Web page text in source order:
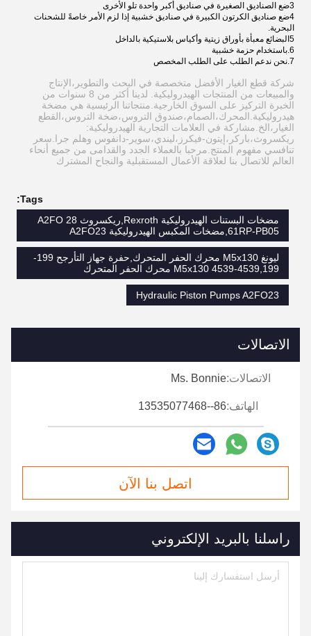
3ضع الصناديق الصغيرة في صناديق أكبر واحدة تلو الأخرى
4ضع صناديق الكرتون الكبيرة في صناديق خشبية إذا لزم الأمر خاصةً للشحنات
البحرية.
5البضائع معبأة بأوراق زيتية وأكياس بلاستيكية بالداخل
6.باستخدام حزمة خشبية
7.نحن ندعم الطلب على الطلب المخصص
شركة قطع الغيار الأفضل متخصصة في البحث والتطوير،الإنتاج
والمبيعات من المنتجات الهيدروليكية. لدينا أكثر من 8 سنوات من
الخبرة التركيز على السوق الخارجية.منتجاتنا الرئيسية هي مضخة
هيدروليكية.المحرك،الصمام،صندوق التروس،ضخة التروس،القطع
الغيار،الخ.مشاركة في العلامات التجارية الهيدروليكية:
ريكسروث،باركر،إيتون-فيكرز،ليندي،سوير-دانفوس وهلم جرا.سعر
تنافسي ‬مفهوم المنتج.مرحبا بالعملاء الجدد والقدامى من جميع أنحاء
العالم للاتصال بنا لعلاقة الأعمال المستقبلية والنجاح المشترك
Tags:
مضخات البستنات الهيدروليكية Rexroth,ريكسروث A2FO 28
61RP-PB05,مضخات المكبس الهيدروليكية A2FO23
ليونغ M5x130 محرك الحفر المتحرك,حفرة جهاز التأرجح 199-
4539,199-4539 M5x130 محرك الحفر المتحرك
Hydraulic Piston Pumps A2FO23
الاتصالات
الاتصالات:Ms. Bonnie
الهاتف:86--13535077468
اتصل بنا الآن
راسلنا بالبريد الإلكتروني